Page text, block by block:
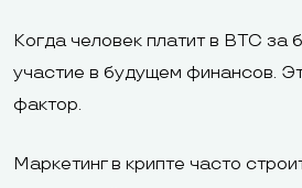
Когда человек платит в BTC за
участие в будущем финансов.
фактор.
Маркетинг в крипте часто